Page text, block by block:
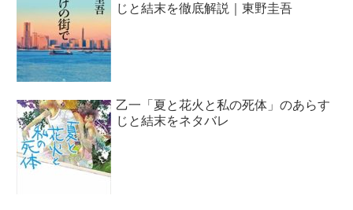
じと結末を徹底解説｜東野圭吾
乙一「夏と花火と私の死体」のあらす
じと結末をネタバレ